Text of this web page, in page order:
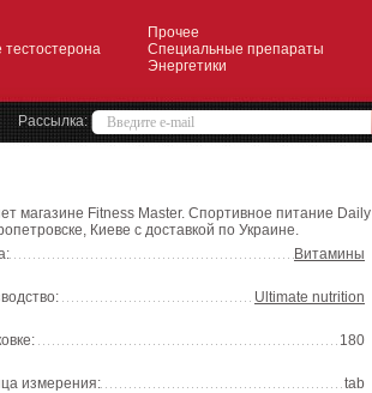
Прочее
Специальные препараты
Энергетики
Рассылка:
магазине Fitness Master. Спортивное питание Daily
Киеве с доставкой по Украине.
Витамины
Ultimate nutrition
180
измерения: tab